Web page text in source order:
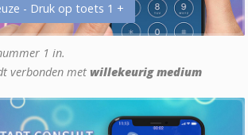
- Druk op toets 1 +
1 in.
verbonden met willekeurig medium